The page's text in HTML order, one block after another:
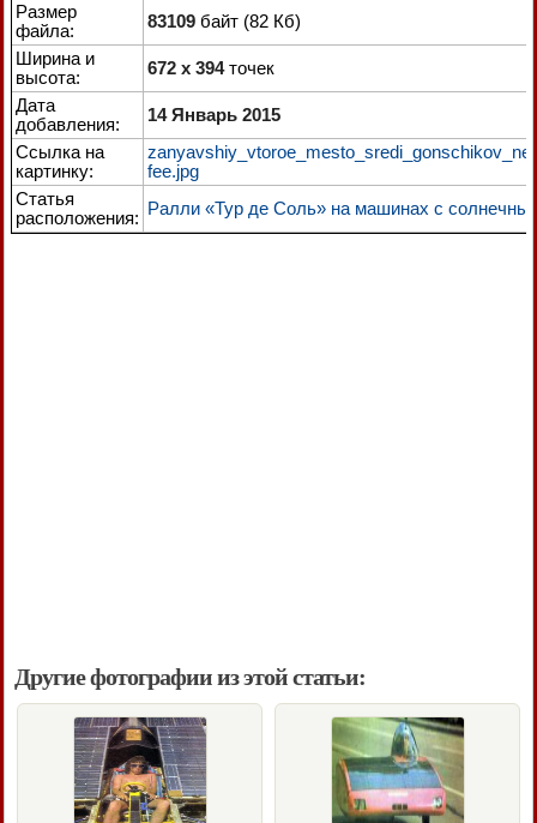
Размер
файла:
83109 байт (82 Кб)
Ширина и
высота:
672 x 394точек
Дата
добавления:
14 Январь 2015
Ссылка на
картинку:
fee.jpg
Статья
расположения: Ралли «Тур де Соль» на машинах с
Другие фотографии из этой статьи: